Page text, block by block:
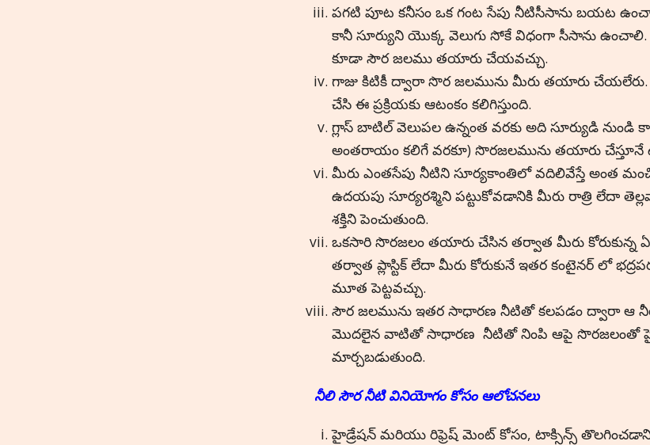
పగటి పూట కనీసం ఒక గంట సేపు నీటిసీసాను బయట
కానీ సూర్యుని యొక్క వెలుగు సోకే విధంగా సీసాను
కూడా సౌర జలము తయారు చేయవచ్చు.
గాజు కిటికీ ద్వారా సొర జలమును మీరు తయారు చేయలేరు.
చేసి ఈ ప్రక్రియకు ఆటంకం కలిగిస్తుంది.
గ్లాస్ బాటిల్ వెలుపల ఉన్నంత వరకు అది సూర్యుడి నుండి
అంతరాయం కలిగే వరకూ) సొరజలమును తయారు చేస్తూనే
మీరు ఎంతసేపు నీటిని సూర్యకాంతిలో వదిలివేస్తే అంత
ఉదయపు సూర్యరశ్మిని పట్టుకోవడానికి మీరు రాత్రి లేదా
శక్తిని పెంచుతుంది.
ఒకసారి సొరజలం తయారు చేసిన తర్వాత మీరు కోరుకున్న
తర్వాత ప్లాస్టిక్ లేదా మీరు కోరుకునే ఇతర కంటైనర్ లో
మూత పెట్టవచ్చు.
సౌర జలమును ఇతర సాధారణ నీటితో కలపడం ద్వారా ఆ
మొదలైన వాటితో సాధారణ నీటితో నింపి ఆపై సొరజలంతో పై
మార్చబడుతుంది.
నీలి సౌర నీటివినియోగం కోసం ఆలోచనలు
హైడ్రేషన్ మరియు రిఫ్రెష్ మెంట్ కోసం, టాక్సిన్స్